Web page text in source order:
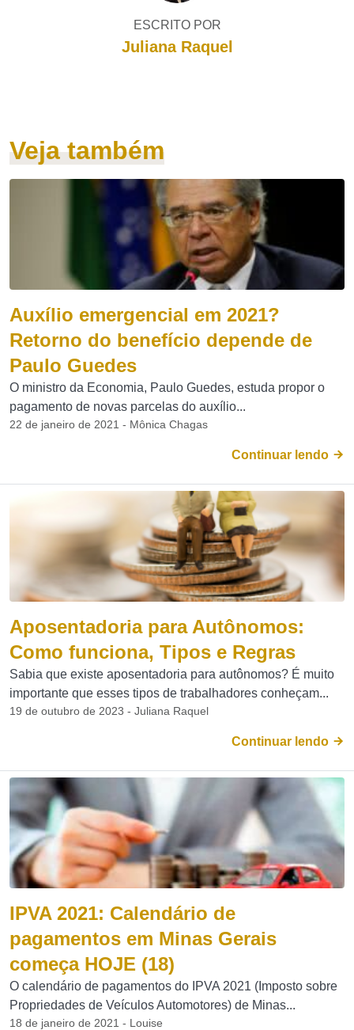
ESCRITO POR
Juliana Raquel
Veja também
Auxílio emergencial em 2021?
Retorno do benefício depende de
Paulo Guedes
O ministro da Economia, Paulo Guedes, estuda propor o
pagamento de novas parcelas do auxílio...
22 de janeiro de 2021 - Mônica Chagas
Continuar lendo
Aposentadoria para Autônomos:
Como funciona, Tipos e Regras
Sabia que existe aposentadoria para autônomos? É muito
importante que esses tipos de trabalhadores conheçam...
19 de outubro de 2023 - Juliana Raquel
Continuar lendo
IPVA 2021: Calendário de
pagamentos em Minas Gerais
começa HOJE (18)
O calendário de pagamentos do IPVA 2021 (Imposto sobre
Propriedades de Veículos Automotores) de Minas...
18 de janeiro de 2021 - Louise